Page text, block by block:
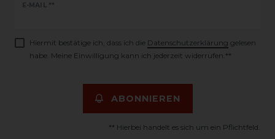
E-MAIL **
Newsletter
Hiermit bestätige ich, dass ich die Daten­schutz­erklärung gelesen
habe. Meine Einwilligung kann ich jederzeit widerrufen.**
ABONNIEREN
** Hierbei handelt es sich um ein Pflichtfeld.